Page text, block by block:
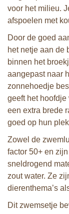
voor het milieu.
afspoelen met
Door de goed
het netje aan de
binnen het
aangepast naar
zonnehoedje
geeft het
een extra brede
goed op hun
Zowel de
factor 50+ en
sneldrogend
zout water. Ze
dierenthema’s
Dit zwemsetje